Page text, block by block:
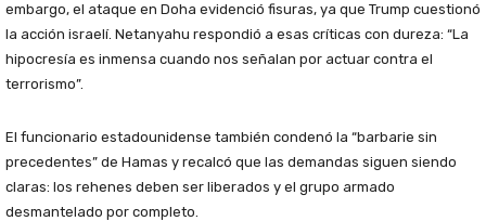
embargo, el ataque en Doha evidenció fisuras, ya que Trump cuestionó
la acción israelí. Netanyahu respondió a esas críticas con dureza: “La
hipocresía es inmensa cuando nos señalan por actuar contra el
terrorismo”.
El funcionario estadounidense también condenó la “barbarie sin
precedentes” de Hamas y recalcó que las demandas siguen siendo
claras: los rehenes deben ser liberados y el grupo armado
desmantelado por completo.